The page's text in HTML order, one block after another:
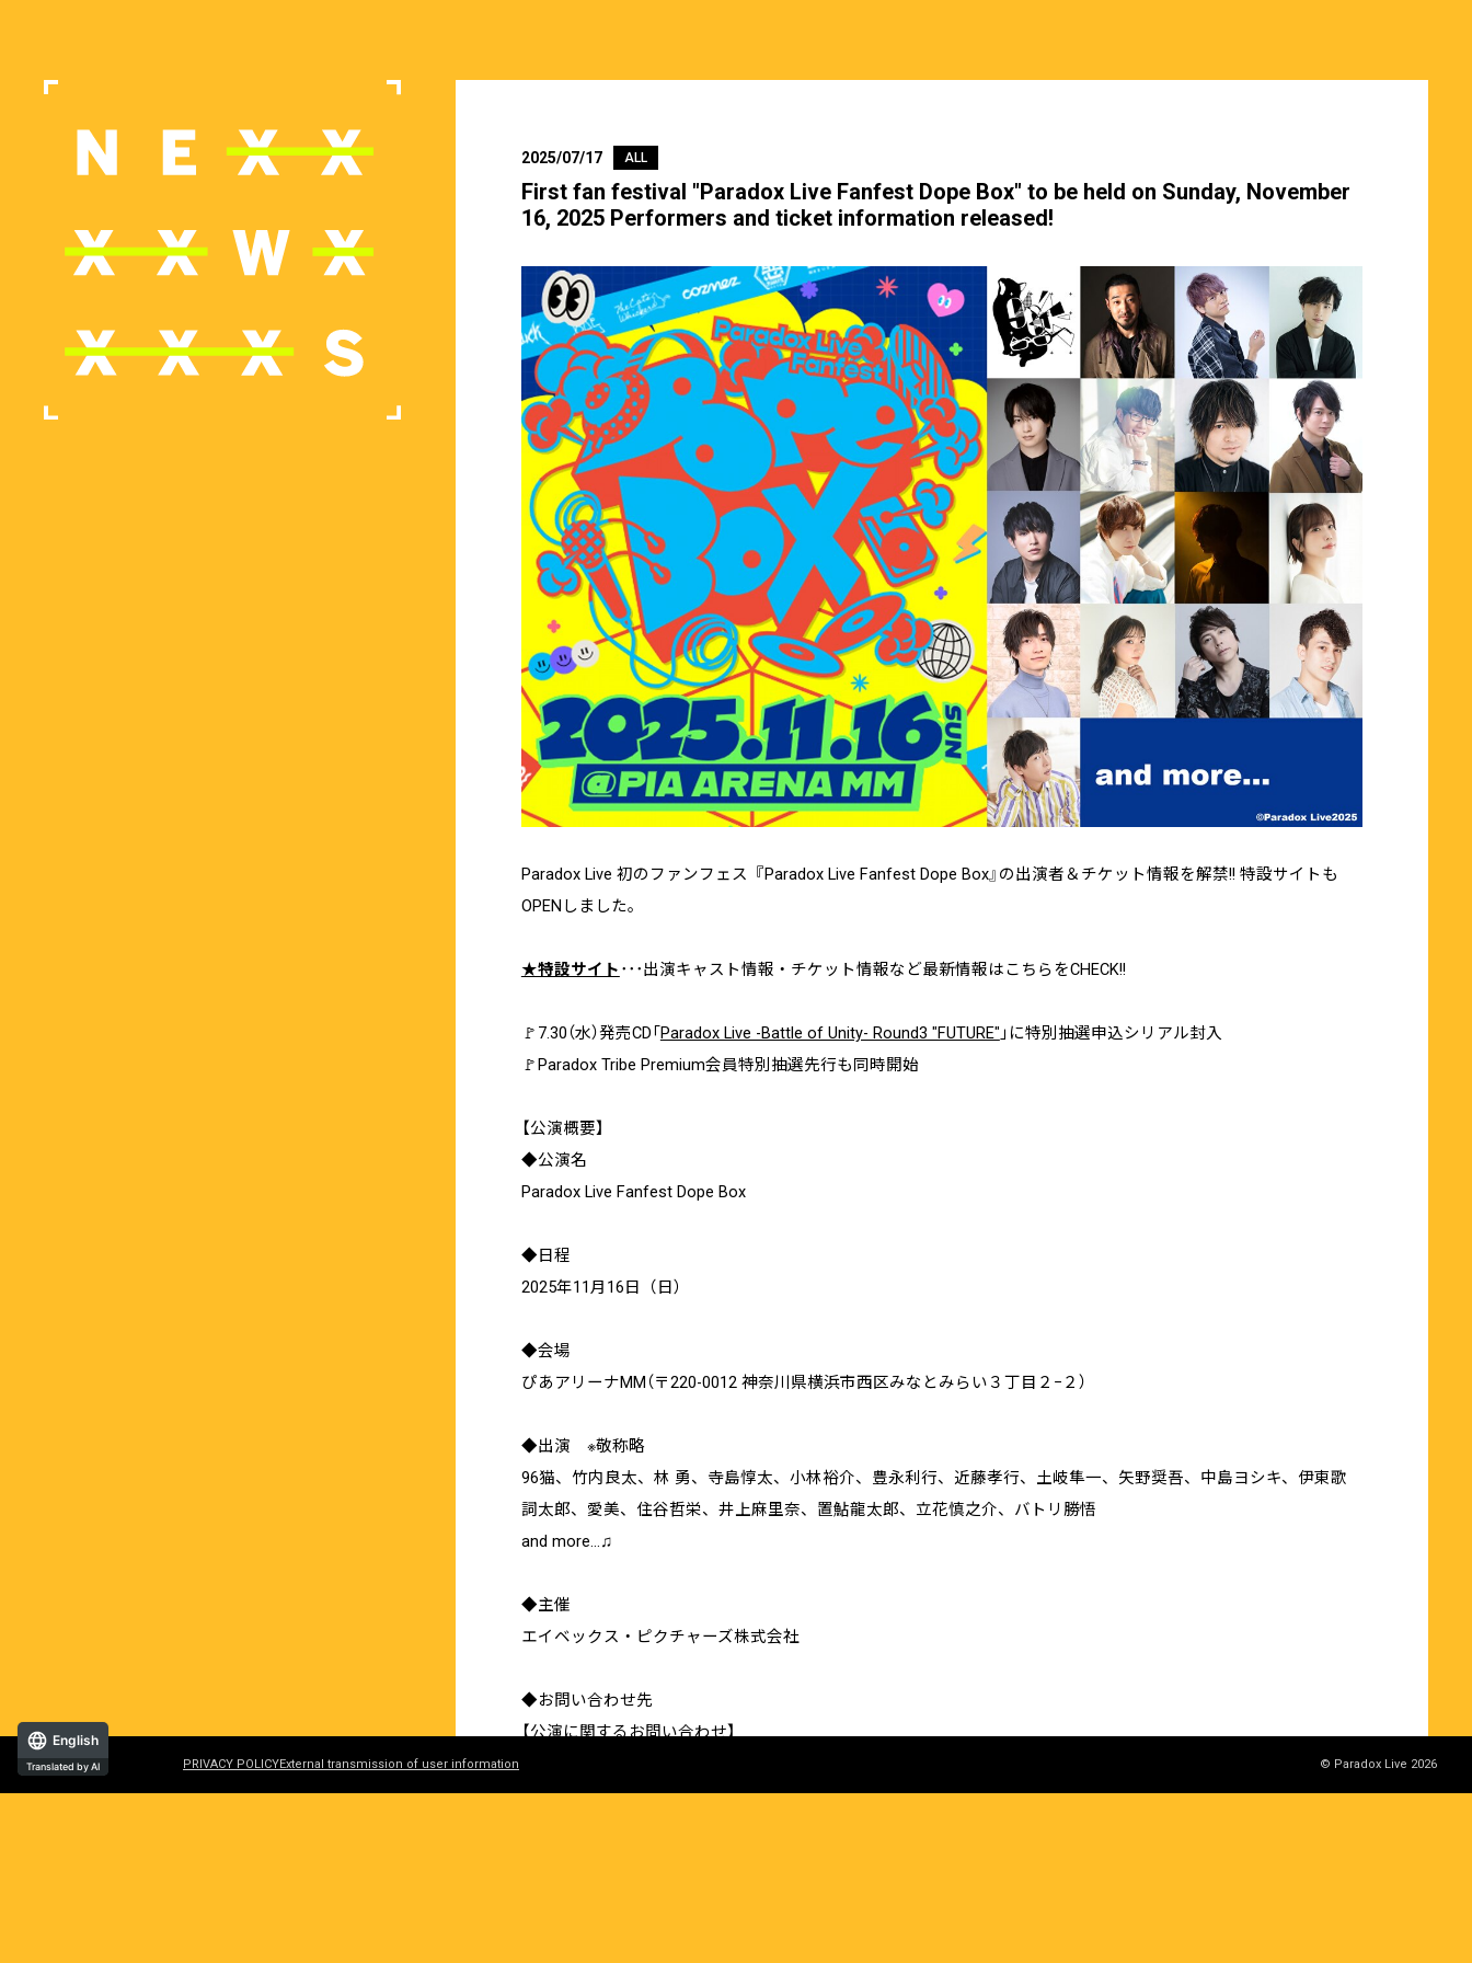
2025/07/17 ALL
First fan festival "Paradox Live Fanfest Dope Box" to be held on Sunday, November
16, 2025 Performers and ticket information released!
Paradox Live 初のファンフェス『Paradox Live Fanfest Dope Box』の出演者＆チケット情報を解禁!! 特設サイトも
OPENしました。
★特設サイト ･･･出演キャスト情報・チケット情報など最新情報はこちらをCHECK!!
🚩7.30（水）発売CD「 Paradox Live -Battle of Unity- Round3 "FUTURE" 」に特別抽選申込シリアル封入
🚩Paradox Tribe Premium会員特別抽選先行も同時開始
【公演概要】
◆公演名
Paradox Live Fanfest Dope Box
◆日程
2025年11月16日（日）
◆会場
ぴあアリーナMM（〒220-0012 神奈川県横浜市西区みなとみらい３丁目２−２）
◆出演 ※敬称略
96猫、竹内良太、林 勇、寺島惇太、小林裕介、豊永利行、近藤孝行、土岐隼一、矢野奨吾、中島ヨシキ、伊東歌
詞太郎、愛美、住谷哲栄、井上麻里奈、置鮎龍太郎、立花慎之介、バトリ勝悟
and more…♫
◆主催
エイベックス・ピクチャーズ株式会社
◆お問い合わせ先
【公演に関するお問い合わせ】
03-6280-4670（平日11時～18時）
PRIVACY POLICYExternal transmission of user information © Paradox Live 2026
English
Translated by AI